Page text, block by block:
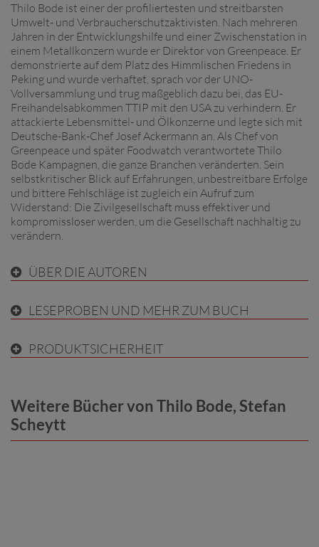
Thilo Bode ist einer der profiliertesten und streitbarsten
Umwelt- und Verbraucherschutzaktivisten. Nach mehreren
Jahren in der Entwicklungshilfe und einer Zwischenstation in
einem Metallkonzern wurde er Direktor von Greenpeace. Er
demonstrierte auf dem Platz des Himmlischen Friedens in
Peking und wurde verhaftet, sprach vor der UNO-
Vollversammlung und trug maßgeblich dazu bei, das EU-
Freihandelsabkommen TTIP mit den USA zu verhindern. Er
attackierte Lebensmittel- und Ölkonzerne und legte sich mit
Deutsche-Bank-Chef Josef Ackermann an. Als Chef von
Greenpeace und später Foodwatch verantwortete Thilo
Bode Kampagnen, die ganze Branchen veränderten. Sein
selbstkritischer Blick auf Erfahrungen, unbestreitbare Erfolge
und bittere Fehlschläge ist zugleich ein Aufruf zum
Widerstand: Die Zivilgesellschaft muss effektiver und
kompromissloser werden, um die Gesellschaft nachhaltig zu
verändern.
ÜBER DIE AUTOREN
LESEPROBEN UND MEHR ZUM BUCH
PRODUKTSICHERHEIT
Weitere Bücher von Thilo Bode, Stefan
Scheytt